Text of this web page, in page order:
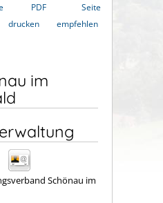
PDF
drucken
Seite
empfehlen
im
Schönau im